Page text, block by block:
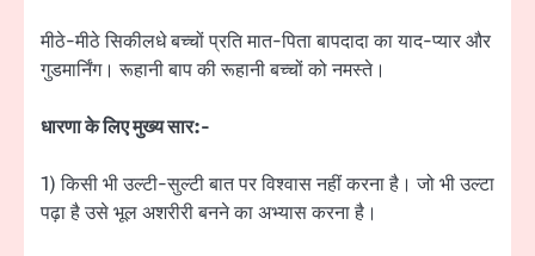
मीठे-मीठे सिकीलधे बच्चों प्रति मात-पिता बापदादा का याद-प्यार और
गुडमार्निंग। रूहानी बाप की रूहानी बच्चों को नमस्ते।
धारणा के लिए मुख्य सार:-
1) किसी भी उल्टी-सुल्टी बात पर विश्वास नहीं करना है। जो भी उल्टा
पढ़ा है उसे भूल अशरीरी बनने का अभ्यास करना है।